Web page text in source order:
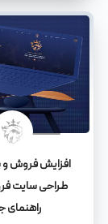
افزایش فروش و
طراحی سایت
راهنمای